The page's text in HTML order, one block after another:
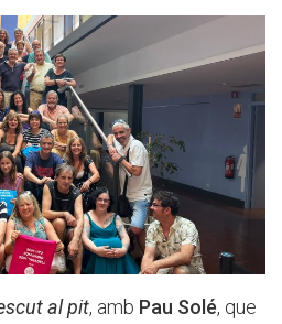
al pit, amb Pau Solé, que